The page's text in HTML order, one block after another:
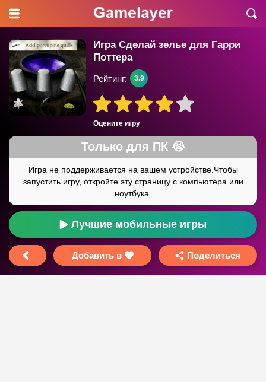
Игра Сделай зелье для Гарри
Поттера
Оцените игру
Рейтинг: 3.9
Лучшие мобильные игры
Добавить в Поделиться